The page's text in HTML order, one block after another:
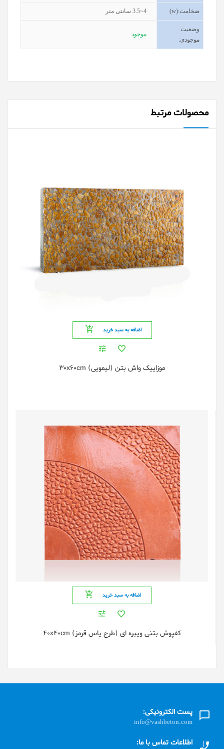
ضخامت(w):
3.5~4 سانتی متر
وضعیت
موجودی:
موجود
محصولات مرتبط
اضافه به سبد خرید
موزاییک واش بتن (لیمویی) 30x60cm
اضافه به سبد خرید
کفپوش بتنی ویبره ای (طرح یاس قرمز) 40x40cm
پست الکترونیکی:
info@vashbeton.com
اطلاعات تماس با ما: